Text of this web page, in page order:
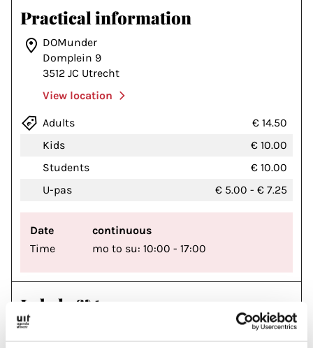
Practical information
DOMunder
Domplein 9
3512 JC Utrecht
View location
Adults
€ 14.50
Kids
€ 10.00
Students
€ 10.00
U-pas
€ 5.00 - € 7.25
Date
continuous
Time
mo to su: 10:00 - 17:00
Labels & tags